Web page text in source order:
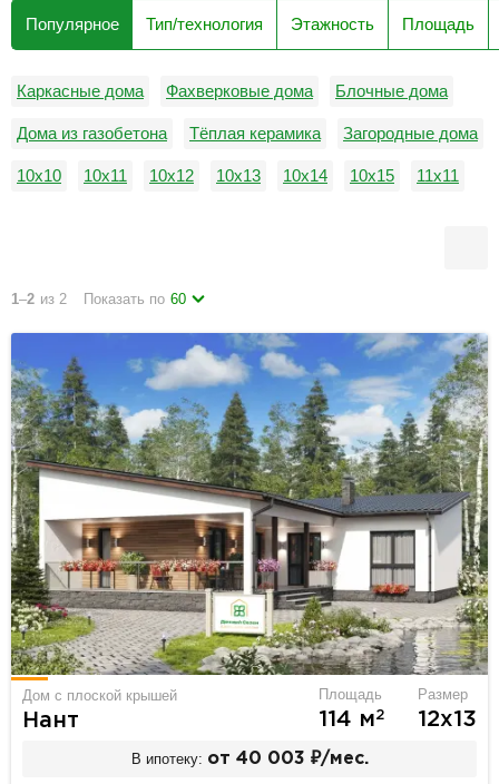
Популярное Тип/технология Этажность Площадь
Каркасные дома Фахверковые дома Блочные дома
Дома из газобетона Тёплая керамика Загородные дома
10х10 10х11 10х12 10х13 10х14 10х15 11х11
1–2 из 2 Показать по 60
Дом с плоской крышей
Нант
Площадь
114 м2
Размер
12х13
В ипотеку: от 40 003 ₽/мес.